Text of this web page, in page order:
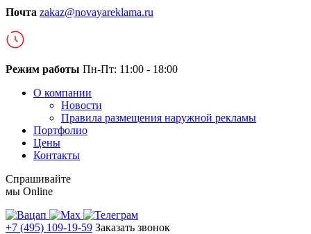
Почта zakaz@novayareklama.ru
Режим работы Пн-Пт: 11:00 - 18:00
О компании
Новости
Правила размещения наружной рекламы
Портфолио
Цены
Контакты
Спрашивайте
мы Online
+7 (495) 109-19-59 Заказать звонок